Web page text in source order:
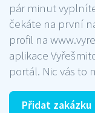
pár minut
čekáte na první
profil na
aplikace
portál. Nic vás to
Přidat zakázku